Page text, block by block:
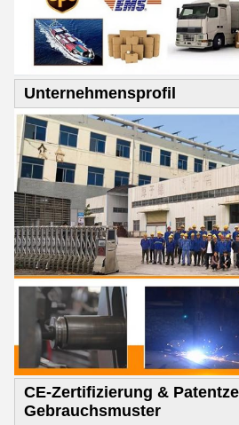
Unternehmensprofil
CE-Zertifizierung &
Gebrauchsmuster